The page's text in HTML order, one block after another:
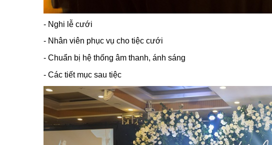
- Nghi lễ cưới
- Nhân viên phục vụ cho tiệc cưới
- Chuẩn bị hệ thống âm thanh, ánh sáng
- Các tiết mục sau tiệc